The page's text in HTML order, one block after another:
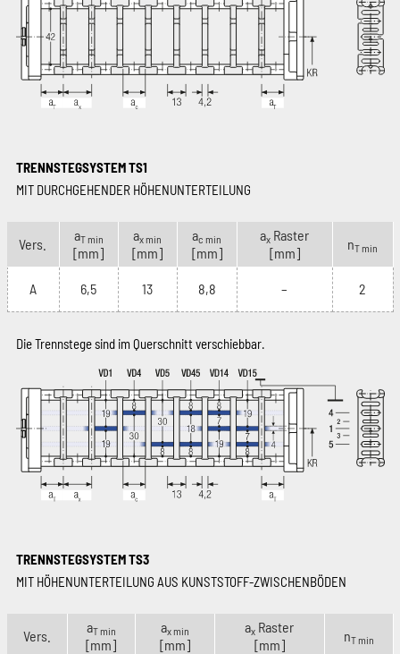
TRENNSTEGSYSTEM TS1
MIT DURCHGEHENDER HÖHENUNTERTEILUNG
Vers.
aT min
[mm]
ax min
[mm]
ac min
[mm]
ax Raster
[mm]
nT min
A 6,5 13 8,8 – 2
Die Trennstege sind im Querschnitt verschiebbar.
TRENNSTEGSYSTEM TS3
MIT HÖHENUNTERTEILUNG AUS KUNSTSTOFF-ZWISCHENBÖDEN
Vers.
aT min
[mm]
ax min
[mm]
ax Raster
[mm]
nT min